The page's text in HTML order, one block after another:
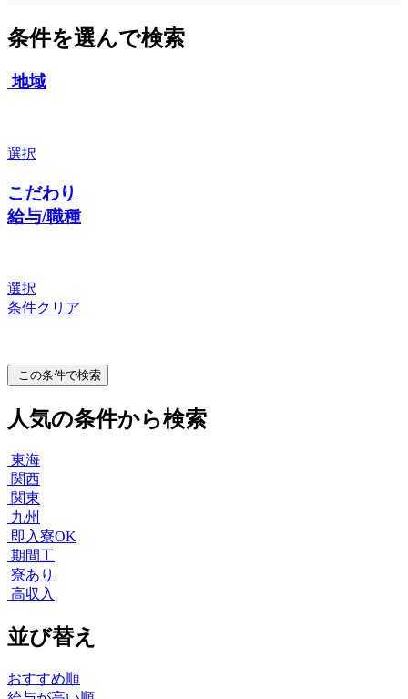
条件を選んで検索
地域
選択
こだわり
給与/職種
選択
条件クリア
この条件で検索
人気の条件から検索
東海
関西
関東
九州
即入寮OK
期間工
寮あり
高収入
並び替え
おすすめ順